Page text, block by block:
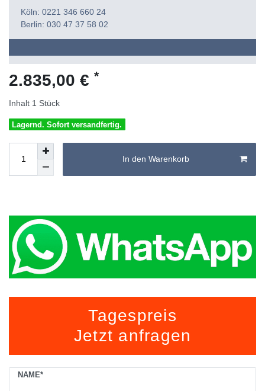
Köln: 0221 346 660 24
Berlin: 030 47 37 58 02
2.835,00 € *
Inhalt 1 Stück
Lagernd. Sofort versandfertig.
In den Warenkorb
Tagespreis
Jetzt anfragen
NAME*
Ceres::Template.mailFormHoneypotLabel